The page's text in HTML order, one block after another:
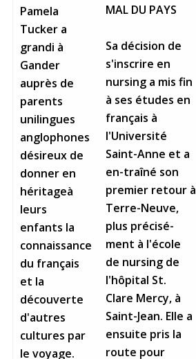
Pamela Tucker
Anastasia Knudsen
Brian Kizner
Marc-Alexandre Mestres
Stacy Smith
Clare Halleran
Joseph Kayumba
Dominic Demers
Yulia Kudryakova
Pamela
Tucker a
grandi à
Gander
auprès de
parents
unilingues
anglophones
désireux de
donner en
héritageà
leurs
enfants la
connaissance
du français
et la
découverte
d'autres
cultures par
le voyage.
MAL DU PAYS
Sa décision de
s'inscrire en
nursing a mis fin
à ses études en
français à
l'Université
Saint-Anne et a
en-traîné son
premier retour à
Terre-Neuve,
plus précisé-
ment à l'école
de nursing de
l'hôpital St.
Clare Mercy, à
Saint-Jean. Elle a
ensuite pris la
route pour